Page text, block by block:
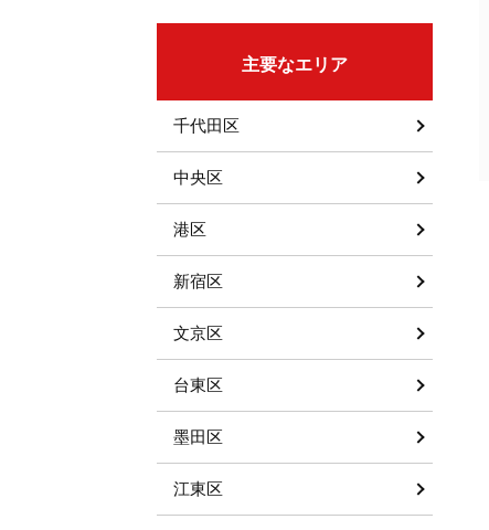
主要なエリア
千代田区
中央区
港区
新宿区
文京区
台東区
墨田区
江東区